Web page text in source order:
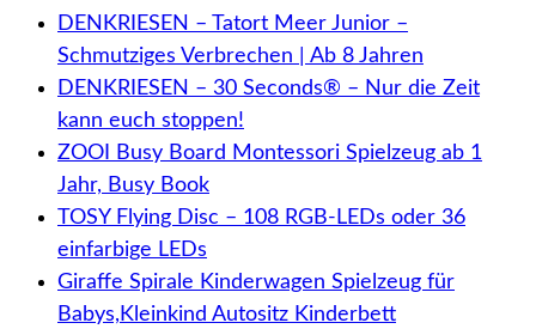
DENKRIESEN – Tatort Meer Junior –
Schmutziges Verbrechen | Ab 8 Jahren
DENKRIESEN – 30 Seconds® – Nur die Zeit
kann euch stoppen!
ZOOI Busy Board Montessori Spielzeug ab 1
Jahr, Busy Book
TOSY Flying Disc – 108 RGB-LEDs oder 36
einfarbige LEDs
Giraffe Spirale Kinderwagen Spielzeug für
Babys,Kleinkind Autositz Kinderbett